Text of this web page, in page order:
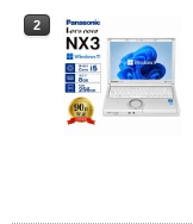
2